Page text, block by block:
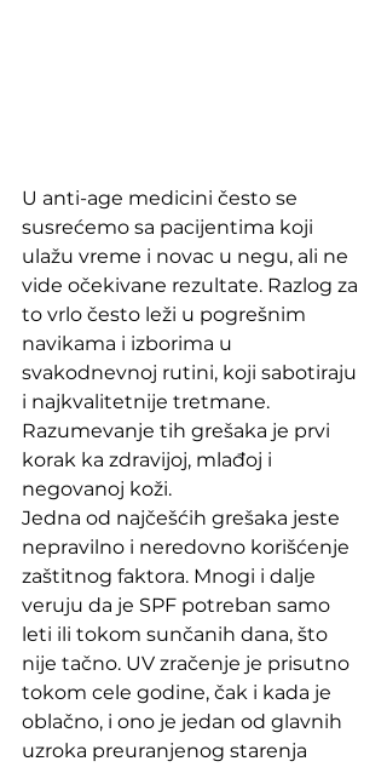
U anti-age medicini često se
susrećemo sa pacijentima koji
ulažu vreme i novac u negu, ali ne
vide očekivane rezultate. Razlog za
to vrlo često leži u pogrešnim
navikama i izborima u
svakodnevnoj rutini, koji sabotiraju
i najkvalitetnije tretmane.
Razumevanje tih grešaka je prvi
korak ka zdravijoj, mlađoj i
negovanoj koži.
Jedna od najčešćih grešaka jeste
nepravilno i neredovno korišćenje
zaštitnog faktora. Mnogi i dalje
veruju da je SPF potreban samo
leti ili tokom sunčanih dana, što
nije tačno. UV zračenje je prisutno
tokom cele godine, čak i kada je
oblačno, i ono je jedan od glavnih
uzroka preuranjenog starenja